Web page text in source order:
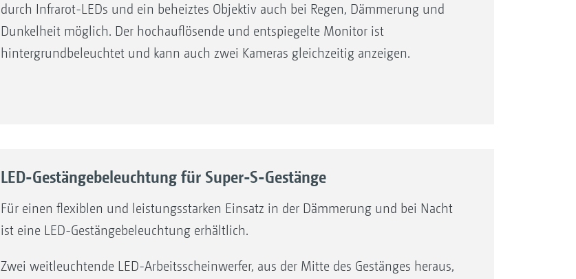
durch Infrarot-LEDs und ein beheiztes ­Objektiv auch bei Regen, Dämmerung und
Dunkelheit möglich. Der hochauflösende und entspiegelte ­Monitor ist
hintergrundbeleuchtet und kann auch zwei Kameras ­gleichzeitig anzeigen.
LED-Gestängebeleuchtung für Super-S-Gestänge
Für einen flexiblen und leistungsstarken Einsatz in der Dämmerung und bei Nacht
ist eine LED-Gestängebeleuchtung erhältlich.
Zwei weitleuchtende LED-Arbeitsscheinwerfer, aus der ­Mitte des Gestänges heraus,